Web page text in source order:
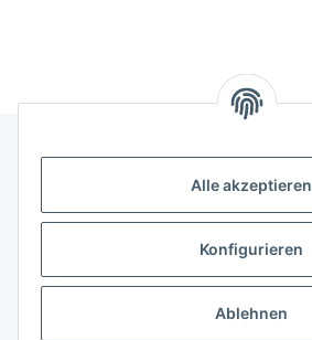
Alle akzeptieren
Konfigurieren
Ablehnen
Gesetzliche Informationen